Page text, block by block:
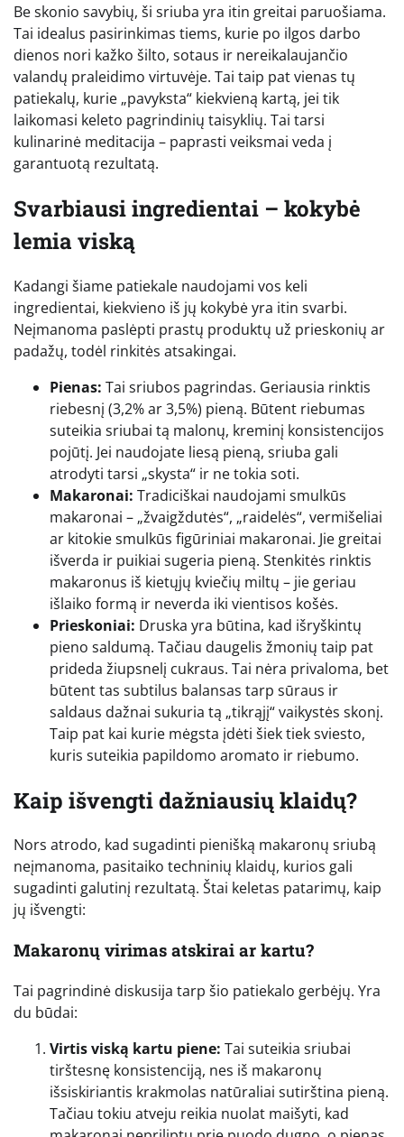
Be skonio savybių, ši sriuba yra itin greitai paruošiama.
Tai idealus pasirinkimas tiems, kurie po ilgos darbo
dienos nori kažko šilto, sotaus ir nereikalaujančio
valandų praleidimo virtuvėje. Tai taip pat vienas tų
patiekalų, kurie „pavyksta“ kiekvieną kartą, jei tik
laikomasi keleto pagrindinių taisyklių. Tai tarsi
kulinarinė meditacija – paprasti veiksmai veda į
garantuotą rezultatą.
Svarbiausi ingredientai – kokybė
lemia viską
Kadangi šiame patiekale naudojami vos keli
ingredientai, kiekvieno iš jų kokybė yra itin svarbi.
Neįmanoma paslėpti prastų produktų už prieskonių ar
padažų, todėl rinkitės atsakingai.
Pienas: Tai sriubos pagrindas. Geriausia rinktis
riebesnį (3,2% ar 3,5%) pieną. Būtent riebumas
suteikia sriubai tą malonų, kreminį konsistencijos
pojūtį. Jei naudojate liesą pieną, sriuba gali
atrodyti tarsi „skysta“ ir ne tokia soti.
Makaronai: Tradiciškai naudojami smulkūs
makaronai – „žvaigždutės“, „raidelės“, vermišeliai
ar kitokie smulkūs figūriniai makaronai. Jie greitai
išverda ir puikiai sugeria pieną. Stenkitės rinktis
makaronus iš kietųjų kviečių miltų – jie geriau
išlaiko formą ir neverda iki vientisos košės.
Prieskoniai: Druska yra būtina, kad išryškintų
pieno saldumą. Tačiau daugelis žmonių taip pat
prideda žiupsnelį cukraus. Tai nėra privaloma, bet
būtent tas subtilus balansas tarp sūraus ir
saldaus dažnai sukuria tą „tikrąjį“ vaikystės skonį.
Taip pat kai kurie mėgsta įdėti šiek tiek sviesto,
kuris suteikia papildomo aromato ir riebumo.
Kaip išvengti dažniausių klaidų?
Nors atrodo, kad sugadinti pienišką makaronų sriubą
neįmanoma, pasitaiko techninių klaidų, kurios gali
sugadinti galutinį rezultatą. Štai keletas patarimų, kaip
jų išvengti:
Makaronų virimas atskirai ar kartu?
Tai pagrindinė diskusija tarp šio patiekalo gerbėjų. Yra
du būdai:
Virtis viską kartu piene: Tai suteikia sriubai
tirštesnę konsistenciją, nes iš makaronų
išsiskiriantis krakmolas natūraliai sutirština pieną.
Tačiau tokiu atveju reikia nuolat maišyti, kad